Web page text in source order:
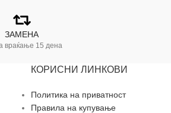
ЗАМЕНА
враќање 15 дена
КОРИСНИ ЛИНКОВИ
Политика на приватност
Правила на купување